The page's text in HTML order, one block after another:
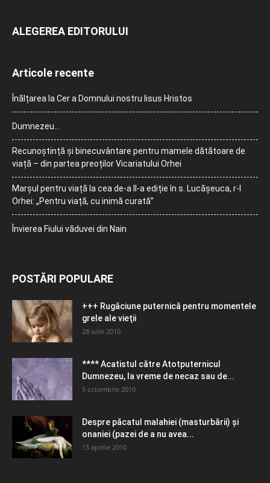
ALEGEREA EDITORULUI
Articole recente
Înălțarea la Cer a Domnului nostru Iisus Hristos
Dumnezeu…
Recunoștință și binecuvântare pentru mamele dătătoare de
viață – din partea preoților Vicariatului Orhei
Marșul pentru viață la cea de-a II-a ediție în s. Lucășeuca, r-l
Orhei: „Pentru viață, cu inimă curată”
Învierea Fiului văduvei din Nain
POSTĂRI POPULARE
+++ Rugăciune puternică pentru momentele
grele ale vieţii
28 iulie 2010
**** Acatistul către Atotputernicul
Dumnezeu, la vreme de necaz sau de...
5 octombrie 2010
Despre păcatul malahiei (masturbării) şi
onaniei (pazei de a nu avea...
15 aprilie 2010